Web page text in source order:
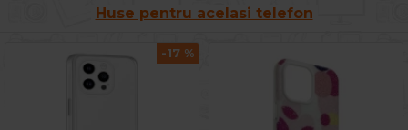
Huse pentru acelasi telefon
-17 %